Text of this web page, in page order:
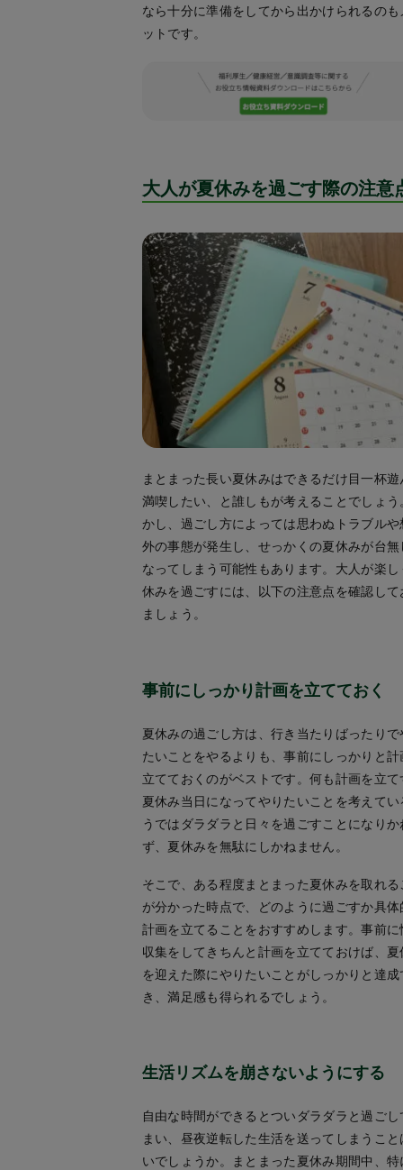
なら十分に準備をしてから出かけられるのも
ットです。
大人が夏休みを過ごす際の注意
まとまった長い夏休みはできるだけ目一杯遊
満喫したい、と誰しもが考えることでしょう
かし、過ごし方によっては思わぬトラブルや
外の事態が発生し、せっかくの夏休みが台無
なってしまう可能性もあります。大人が楽し
休みを過ごすには、以下の注意点を確認して
ましょう。
事前にしっかり計画を立てておく
夏休みの過ごし方は、行き当たりばったりで
たいことをやるよりも、事前にしっかりと計
立てておくのがベストです。何も計画を立て
夏休み当日になってやりたいことを考えてい
うではダラダラと日々を過ごすことになりか
ず、夏休みを無駄にしかねません。
そこで、ある程度まとまった夏休みを取れる
が分かった時点で、どのように過ごすか具体
計画を立てることをおすすめします。事前に
収集をしてきちんと計画を立てておけば、夏
を迎えた際にやりたいことがしっかりと達成
き、満足感も得られるでしょう。
生活リズムを崩さないようにする
自由な時間ができるとついダラダラと過ごし
まい、昼夜逆転した生活を送ってしまうこと
いでしょうか。まとまった夏休み期間中、特